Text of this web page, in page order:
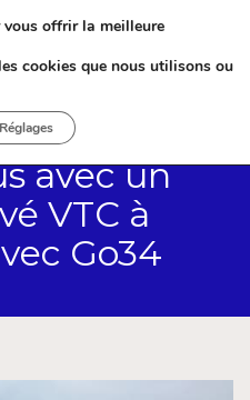
avec un
VTC à
Go34
offrir la meilleure
cookies que nous utilisons ou
Réglages